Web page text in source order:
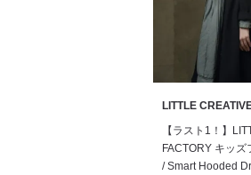
LITTLE
【ラスト1！】
FACTORY キッ
/ Smart Hooded